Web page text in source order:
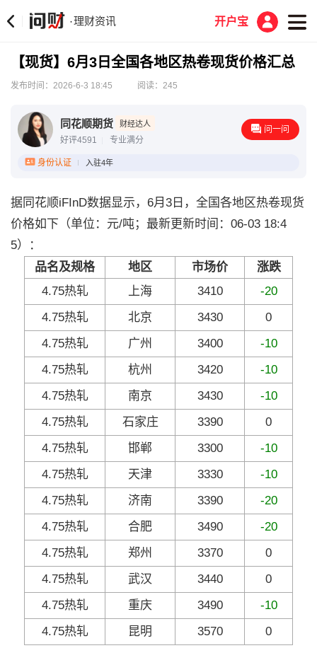
·理财资讯 开户宝
【现货】6月3日全国各地区热卷现货价格汇总
发布时间：2026-6-3 18:45 阅读：245
同花顺期货 财经达人
好评4591 专业满分
问一问
身份认证 入驻4年
据同花顺iFInD数据显示，6月3日，全国各地区热卷现货
价格如下（单位：元/吨；最新更新时间：06-03 18:4
5）：
品名及规格
地区 市场价
涨跌
4.75热轧
上海 3410
-20
4.75热轧
北京 3430
0
4.75热轧
广州 3400
-10
4.75热轧
杭州 3420
-10
4.75热轧
南京 3430
-10
4.75热轧
石家庄 3390
0
4.75热轧
邯郸 3300
-10
4.75热轧
天津 3330
-10
4.75热轧
济南 3390
-20
4.75热轧
合肥 3490
-20
4.75热轧
郑州 3370
0
4.75热轧
武汉 3440
0
4.75热轧
重庆 3490
-10
4.75热轧
昆明 3570
0